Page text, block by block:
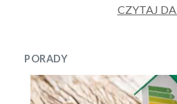
CZYTAJ
PORADY